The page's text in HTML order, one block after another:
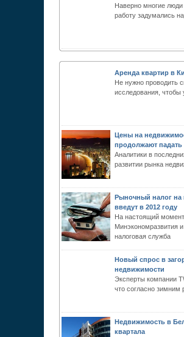
Наверно многие
работу задумались
Аренда квартир в
Не нужно проводить
исследования, чтобы
Цены на
продолжают падать
Аналитики в
развитии рынка
Рыночный налог на
введут в 2012 году
На настоящий момент
Минэкономразвития
налоговая служба
Новый спрос в
недвижимости
Эксперты компании
что согласно зимним
Недвижимость в
квартала